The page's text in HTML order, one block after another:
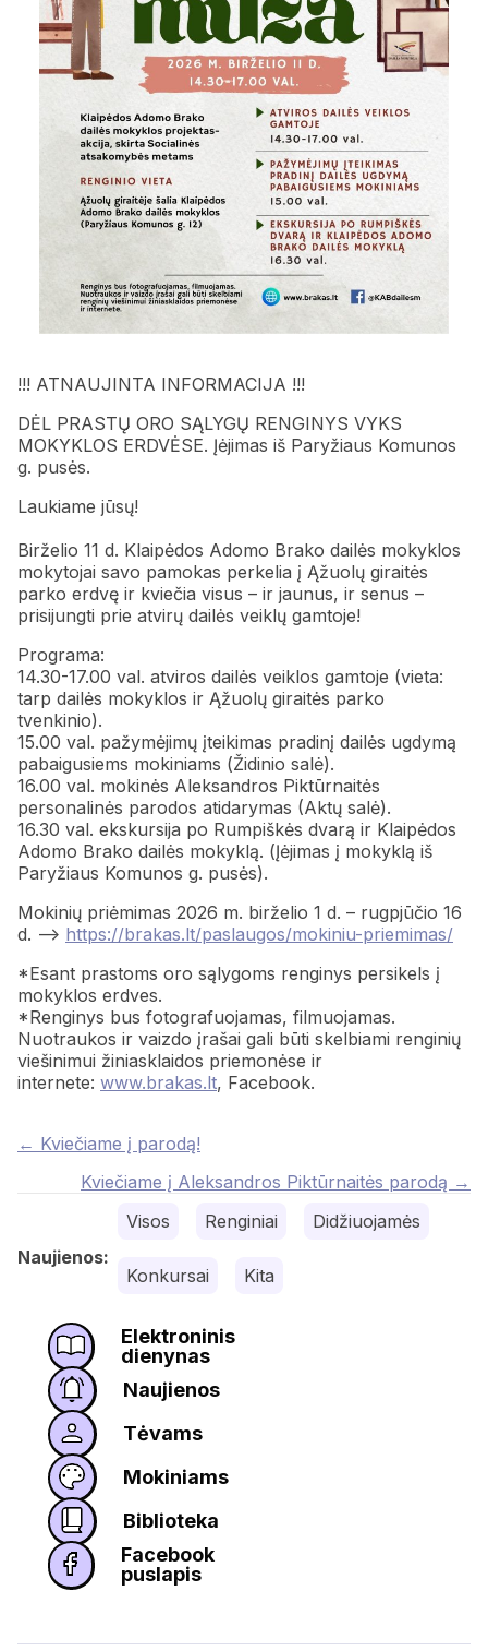
!!! ATNAUJINTA INFORMACIJA !!!
DĖL PRASTŲ ORO SĄLYGŲ RENGINYS VYKS
MOKYKLOS ERDVĖSE. Įėjimas iš Paryžiaus Komunos
g. pusės.
Laukiame jūsų!
Birželio 11 d. Klaipėdos Adomo Brako dailės mokyklos
mokytojai savo pamokas perkelia į Ąžuolų giraitės
parko erdvę ir kviečia visus – ir jaunus, ir senus –
prisijungti prie atvirų dailės veiklų gamtoje!
Programa:
14.30-17.00 val. atviros dailės veiklos gamtoje (vieta:
tarp dailės mokyklos ir Ąžuolų giraitės parko
tvenkinio).
15.00 val. pažymėjimų įteikimas pradinį dailės ugdymą
pabaigusiems mokiniams (Židinio salė).
16.00 val. mokinės Aleksandros Piktūrnaitės
personalinės parodos atidarymas (Aktų salė).
16.30 val. ekskursija po Rumpiškės dvarą ir Klaipėdos
Adomo Brako dailės mokyklą. (Įėjimas į mokyklą iš
Paryžiaus Komunos g. pusės).
Mokinių priėmimas 2026 m. birželio 1 d. – rugpjūčio 16
d. –> https://brakas.lt/paslaugos/mokiniu-priemimas/
*Esant prastoms oro sąlygoms renginys persikels į
mokyklos erdves.
*Renginys bus fotografuojamas, filmuojamas.
Nuotraukos ir vaizdo įrašai gali būti skelbiami renginių
viešinimui žiniasklaidos priemonėse ir
internete: www.brakas.lt, Facebook.
Posts
navigation
← Kviečiame į parodą!
Kviečiame į Aleksandros Piktūrnaitės parodą →
Naujienos:
Visos Renginiai Didžiuojamės
Konkursai Kita
Elektroninis
dienynas
Naujienos
Tėvams
Mokiniams
Biblioteka
Facebook
puslapis